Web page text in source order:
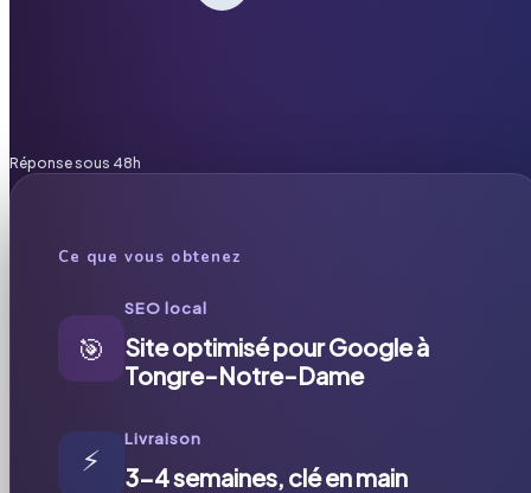
Réponse sous 48h
Ce que vous obtenez
🎯
SEO local
Site optimisé pour Google à
Tongre-Notre-Dame
⚡
Livraison
3-4 semaines, clé en main